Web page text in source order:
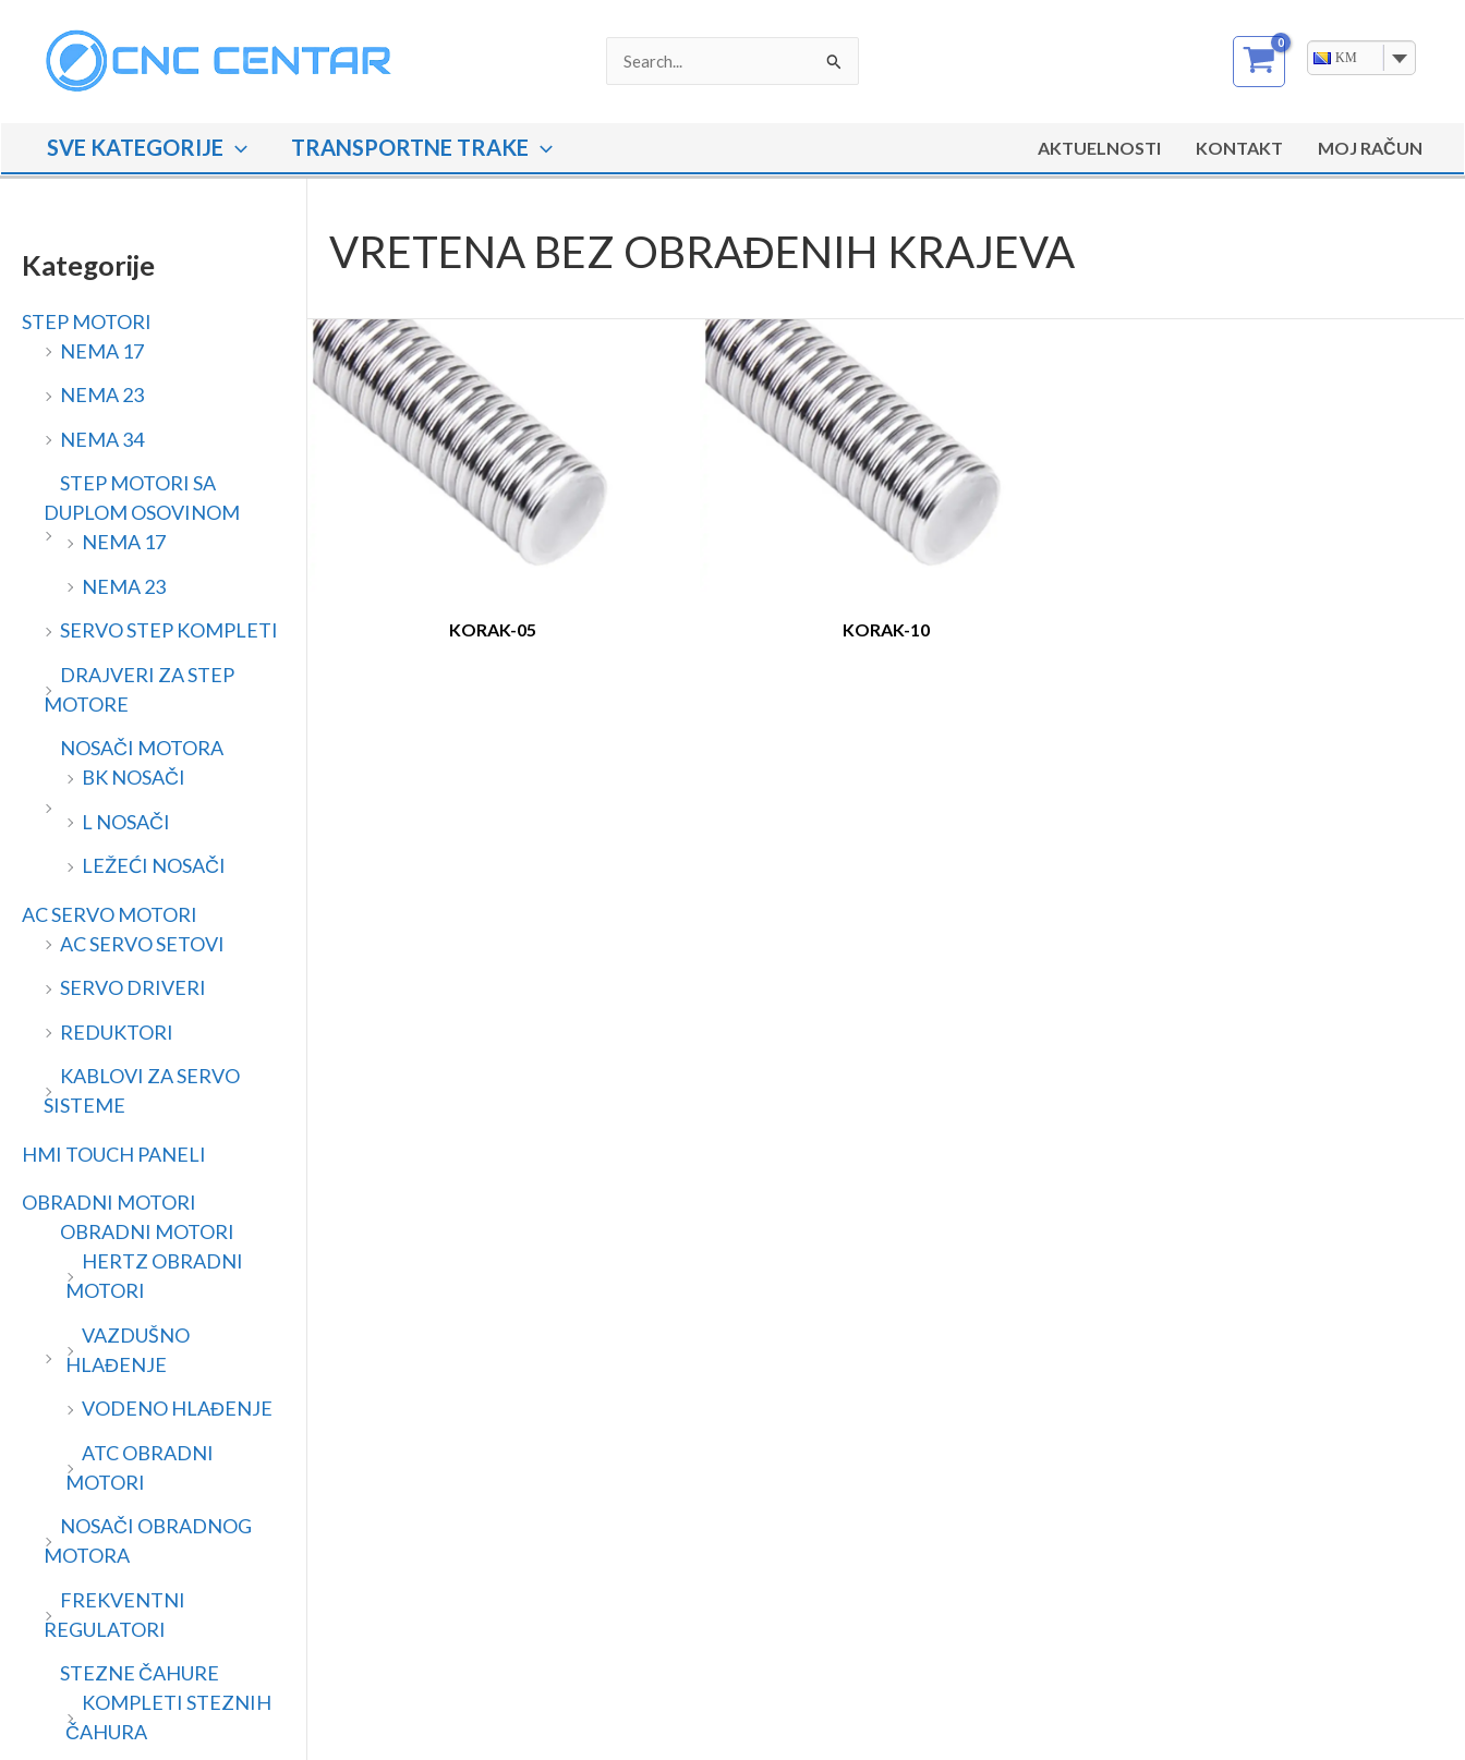
content
Search
KM
SVE KATEGORIJE TRANSPORTNE TRAKE AKTUELNOSTI KONTAKT MOJ RAČUN
Kategorije
STEP MOTORI
NEMA 17
NEMA 23
NEMA 34
STEP MOTORI SA
DUPLOM OSOVINOM
NEMA 17
NEMA 23
SERVO STEP KOMPLETI
DRAJVERI ZA STEP
MOTORE
NOSAČI MOTORA
BK NOSAČI
L NOSAČI
LEŽEĆI NOSAČI
AC SERVO MOTORI
AC SERVO SETOVI
SERVO DRIVERI
REDUKTORI
KABLOVI ZA SERVO
SISTEME
HMI TOUCH PANELI
OBRADNI MOTORI
OBRADNI MOTORI
HERTZ OBRADNI
MOTORI
VAZDUŠNO
HLAĐENJE
VODENO HLAĐENJE
ATC OBRADNI
MOTORI
NOSAČI OBRADNOG
MOTORA
FREKVENTNI
REGULATORI
STEZNE ČAHURE
KOMPLETI STEZNIH
ČAHURA
a
m
VRETENA BEZ OBRAĐENIH KRAJEVA
KORAK-05 KORAK-10